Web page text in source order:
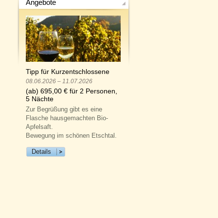
Angebote
Tipp für Kurzentschlossene
08.06.2026 – 11.07.2026
(ab) 695,00 € für 2 Personen,
5 Nächte
Zur Begrüßung gibt es eine
Flasche hausgemachten Bio-
Apfelsaft.
Bewegung im schönen Etschtal.
Details